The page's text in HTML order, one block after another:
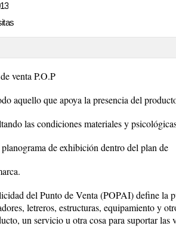
venta P.O.P
aquello que apoya la presencia del
las condiciones materiales y
de exhibición dentro del plan de
del Punto de Venta (POPAI) define la
letreros, estructuras, equipamiento y
un servicio u otra cosa para suportar las